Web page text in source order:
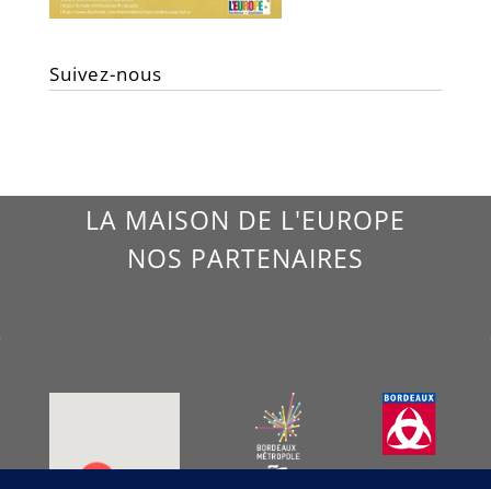
Suivez-nous
LA MAISON DE L'EUROPE
NOS PARTENAIRES